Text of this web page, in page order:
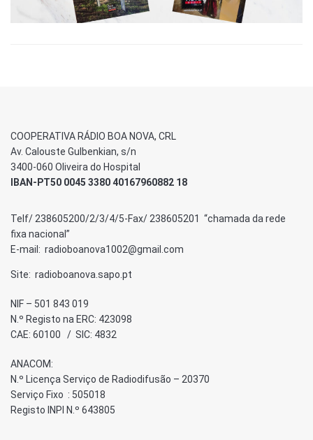
COOPERATIVA RÁDIO BOA NOVA, CRL
Av. Calouste Gulbenkian, s/n
3400-060 Oliveira do Hospital
IBAN-PT50 0045 3380 40167960882 18
Telf/ 238605200/2/3/4/5-Fax/ 238605201 “chamada da rede
fixa nacional”
E-mail: radioboanova1002@gmail.com
Site: radioboanova.sapo.pt
NIF – 501 843 019
N.º Registo na ERC: 423098
CAE: 60100 / SIC: 4832
ANACOM:
N.º Licença Serviço de Radiodifusão – 20370
Serviço Fixo : 505018
Registo INPI N.º 643805